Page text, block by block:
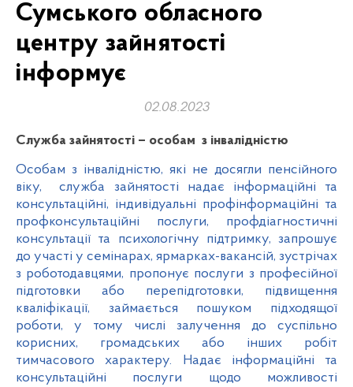
Сумського обласного
центру зайнятості
інформує
02.08.2023
Служба зайнятості – особам з інвалідністю
Особам з інвалідністю, які не досягли пенсійного
віку, служба зайнятості надає інформаційні та
консультаційні, індивідуальні профінформаційні та
профконсультаційні послуги, профдіагностичні
консультації та психологічну підтримку, запрошує
до участі у семінарах, ярмарках-вакансій, зустрічах
з роботодавцями, пропонує послуги з професійної
підготовки або перепідготовки, підвищення
кваліфікації, займається пошуком підходящої
роботи, у тому числі залучення до суспільно
корисних, громадських або інших робіт
тимчасового характеру. Надає інформаційні та
консультаційні послуги щодо можливості